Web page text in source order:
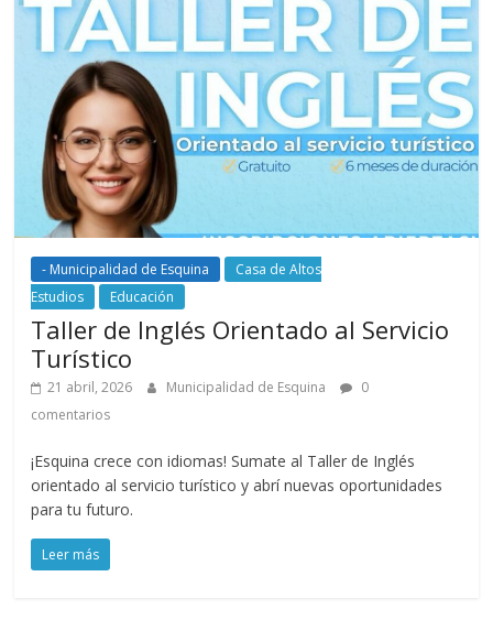
- Municipalidad de Esquina
Casa de Altos
Estudios
Educación
Taller de Inglés Orientado al Servicio
Turístico
21 abril, 2026 Municipalidad de Esquina
0
comentarios
¡Esquina crece con idiomas! Sumate al Taller de Inglés
orientado al servicio turístico y abrí nuevas oportunidades
para tu futuro.
Leer más